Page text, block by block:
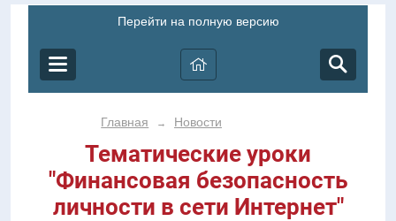
Перейти на полную версию
Главная → Новости
Тематические уроки
"Финансовая безопасность
личности в сети Интернет"